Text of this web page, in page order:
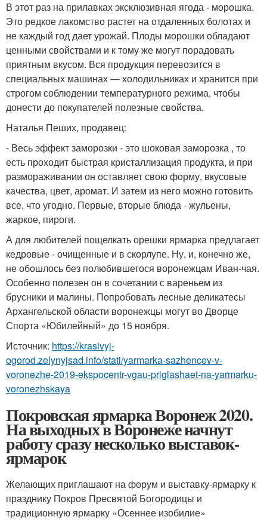
В этот раз на прилавках эксклюзивная ягода - морошка.
Это редкое лакомство растет на отдаленных болотах и
не каждый год дает урожай. Плоды морошки обладают
ценными свойствами и к тому же могут порадовать
приятным вкусом. Вся продукция перевозится в
специальных машинах — холодильниках и хранится при
строгом соблюдении температурного режима, чтобы
донести до покупателей полезные свойства.
Наталья Пеших, продавец:
- Весь эффект заморозки - это шоковая заморозка , то
есть проходит быстрая кристаллизация продукта, и при
размораживании он оставляет свою форму, вкусовые
качества, цвет, аромат. И затем из него можно готовить
все, что угодно. Первые, вторые блюда - жульены,
жаркое, пироги.
А для любителей пощелкать орешки ярмарка предлагает
кедровые - очищенные и в скорлупе. Ну, и, конечно же,
не обошлось без полюбившегося воронежцам Иван-чая.
Особенно полезен он в сочетании с вареньем из
брусники и малины. Попробовать лесные деликатесы
Архангельской области воронежцы могут во Дворце
Спорта «Юбилейный» до 15 ноября.
Источник: https://krasivyj-
ogorod.zelynyjsad.info/stati/yarmarka-sazhencev-v-
voronezhe-2019-ekspocentr-vgau-priglashaet-na-yarmarku-
voronezhskaya
Покровская ярмарка Воронеж 2020.
На выходных в Воронеже начнут
работу сразу несколько выставок-
ярмарок
Желающих приглашают на форум и выставку-ярмарку к
празднику Покров Пресвятой Богородицы и
традиционную ярмарку «Осеннее изобилие»